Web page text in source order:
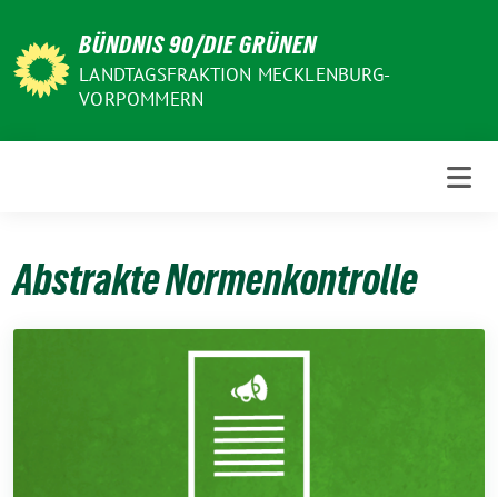
zum
Inhalt
BÜNDNIS 90/DIE GRÜNEN
LANDTAGSFRAKTION MECKLENBURG-
VORPOMMERN
Abstrakte Normenkontrolle